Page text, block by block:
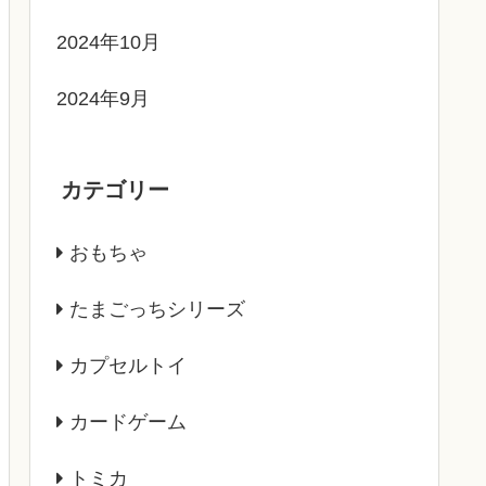
2024年10月
2024年9月
カテゴリー
おもちゃ
たまごっちシリーズ
カプセルトイ
カードゲーム
トミカ